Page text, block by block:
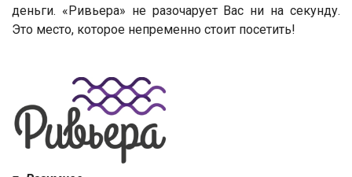
деньги. «Ривьера» не разочарует Вас ни на секунду.
Это место, которое непременно стоит посетить!